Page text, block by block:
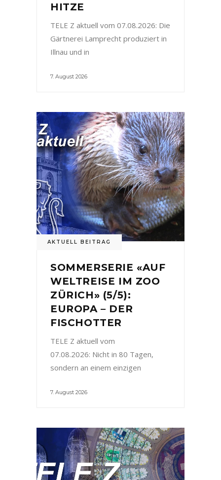
HITZE
TELE Z aktuell vom 07.08.2026: Die
Gärtnerei Lamprecht produziert in
Illnau und in
7. August 2026
AKTUELL BEITRAG
SOMMERSERIE «AUF
WELTREISE IM ZOO
ZÜRICH» (5/5):
EUROPA – DER
FISCHOTTER
TELE Z aktuell vom
07.08.2026: Nicht in 80 Tagen,
sondern an einem einzigen
7. August 2026